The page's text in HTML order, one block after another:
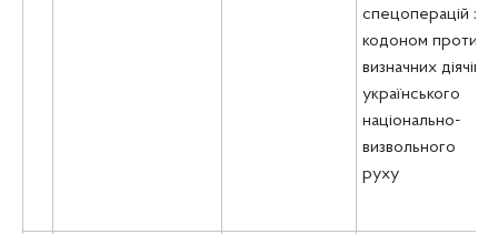
спецоперацій за
кодоном проти
визначних діячів
українського
національно-
визвольного
руху